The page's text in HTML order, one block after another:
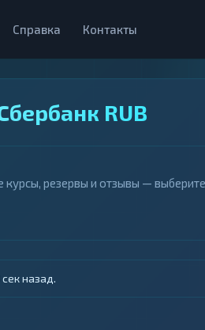
Справка Контакты
RUB
резервы и отзывы —
назад.